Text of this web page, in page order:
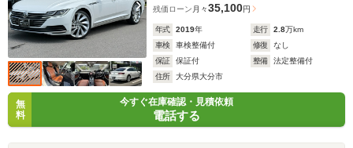
残価ローン 月々35,100円
年式 2019年 走行 2.8万km
車検
車検整備付 修復
なし
保証
保証付 整備
法定整備付
住所
大分県大分市
無
料
今すぐ在庫確認・見積依頼
電話する